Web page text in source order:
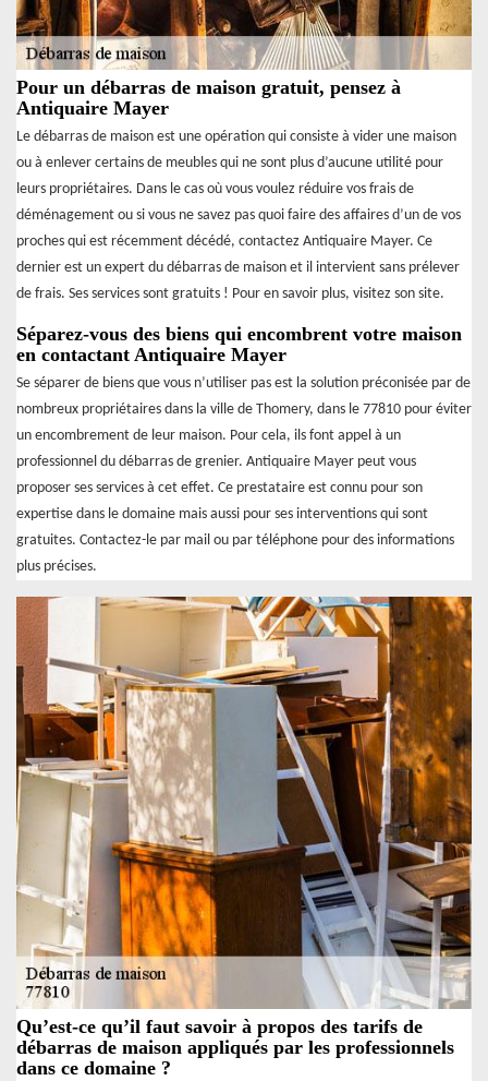
Pour un débarras de maison gratuit, pensez à
Antiquaire Mayer
Le débarras de maison est une opération qui consiste à vider une maison
ou à enlever certains de meubles qui ne sont plus d’aucune utilité pour
leurs propriétaires. Dans le cas où vous voulez réduire vos frais de
déménagement ou si vous ne savez pas quoi faire des affaires d’un de vos
proches qui est récemment décédé, contactez Antiquaire Mayer. Ce
dernier est un expert du débarras de maison et il intervient sans prélever
de frais. Ses services sont gratuits ! Pour en savoir plus, visitez son site.
Séparez-vous des biens qui encombrent votre maison
en contactant Antiquaire Mayer
Se séparer de biens que vous n’utiliser pas est la solution préconisée par de
nombreux propriétaires dans la ville de Thomery, dans le 77810 pour éviter
un encombrement de leur maison. Pour cela, ils font appel à un
professionnel du débarras de grenier. Antiquaire Mayer peut vous
proposer ses services à cet effet. Ce prestataire est connu pour son
expertise dans le domaine mais aussi pour ses interventions qui sont
gratuites. Contactez-le par mail ou par téléphone pour des informations
plus précises.
Qu’est-ce qu’il faut savoir à propos des tarifs de
débarras de maison appliqués par les professionnels
dans ce domaine ?